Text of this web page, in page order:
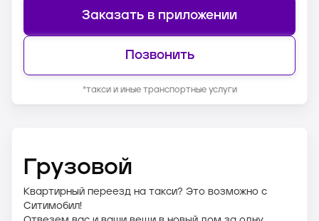
Заказать в приложении
Позвонить
*такси и иные транспортные услуги
Грузовой
Квартирный переезд на такси? Это возможно с
Ситимобил!